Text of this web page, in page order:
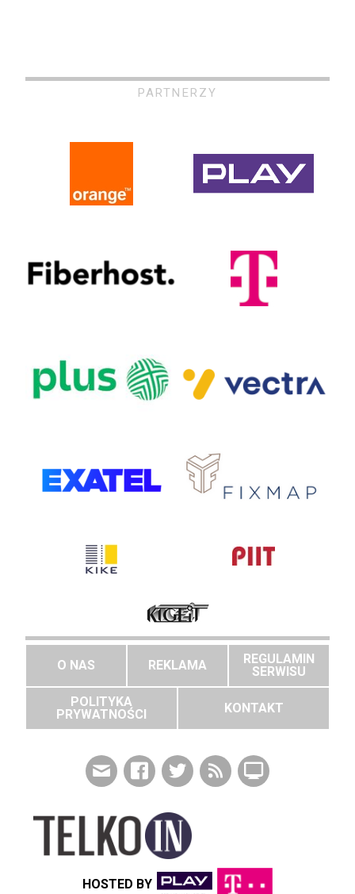
PARTNERZY
O NAS REKLAMA
REGULAMIN
SERWISU
POLITYKA
PRYWATNOŚCI
KONTAKT
HOSTED BY